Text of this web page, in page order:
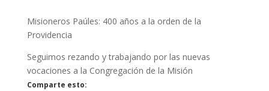
Misioneros Paúles: 400 años a la orden de la
Providencia
Seguimos rezando y trabajando por las nuevas
vocaciones a la Congregación de la Misión
Comparte esto: